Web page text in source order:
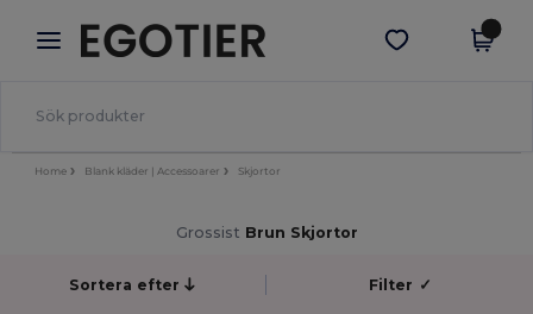
× Egotier-app
Bättre priser i appen!
Hämta app
Home Blank kläder | Accessoarer Skjortor
Grossist Brun Skjortor
Sortera efter Filter ✓